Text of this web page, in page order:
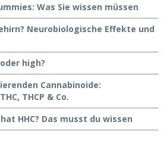
Was Sie wissen müssen
Neurobiologische Effekte und
high?
Cannabinoide:
THCP & Co.
HHC? Das musst du wissen